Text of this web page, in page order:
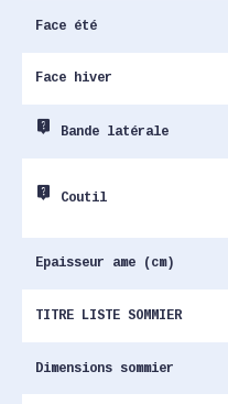
Face été
Face hiver
live_help Bande latérale
live_help Coutil
Epaisseur ame (cm)
TITRE LISTE SOMMIER
Dimensions sommier